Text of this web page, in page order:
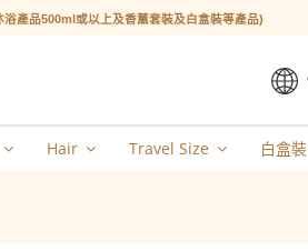
產品500ml或以上及香薰套裝及白盒裝等產品)
Hair Travel Size 白盒裝